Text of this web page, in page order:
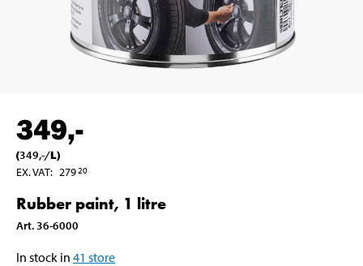
349,-
(349,-/L)
EX. VAT: 27920
Rubber paint, 1 litre
Art. 36-6000
In stock in 41 store